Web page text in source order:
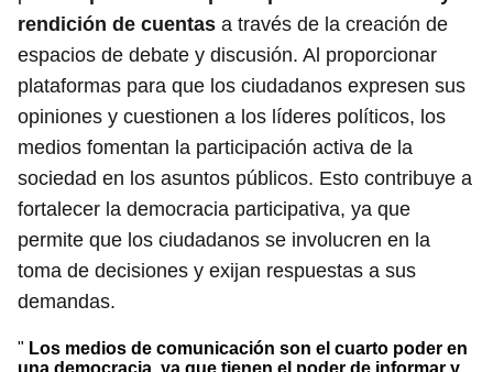
rendición de cuentas a través de la creación de
espacios de debate y discusión. Al proporcionar
plataformas para que los ciudadanos expresen sus
opiniones y cuestionen a los líderes políticos, los
medios fomentan la participación activa de la
sociedad en los asuntos públicos. Esto contribuye a
fortalecer la democracia participativa, ya que
permite que los ciudadanos se involucren en la
toma de decisiones y exijan respuestas a sus
demandas.
" Los medios de comunicación son el cuarto poder en
una democracia, ya que tienen el poder de informar y